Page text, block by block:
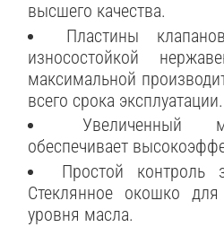
высшего качества.
Пластины
износостойкой
максимальной
всего срока эксплуатации.
Увеличенный
обеспечивает
Простой контроль
Стеклянное окошко
уровня масла.